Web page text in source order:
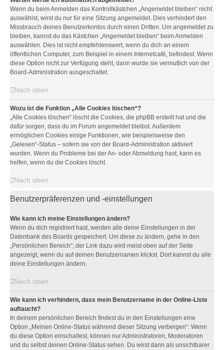
Wenn du beim Anmelden das Kontrollkästchen „Angemeldet bleiben“ nicht
auswählst, wirst du nur für eine Sitzung angemeldet. Dies verhindert den
Missbrauch deines Benutzerkontos durch einen Dritten. Um angemeldet zu
bleiben, kannst du das Kästchen „Angemeldet bleiben“ beim Anmelden
auswählen. Dies ist nicht empfehlenswert, wenn du dich an einem
öffentlichen Computer, zum Beispiel in einem Internetcafé, befindest. Wenn
diese Option nicht zur Verfügung steht, dann wurde sie vermutlich von der
Board-Administration ausgeschaltet.
Nach oben
Wozu ist die Funktion „Alle Cookies löschen“?
„Alle Cookies löschen“ löscht die Cookies, die phpBB erstellt hat und die
dafür sorgen, dass du im Forum angemeldet bleibst. Außerdem
ermöglichen Cookies einige Funktionen, wie beispielsweise den
„Gelesen“-Status – sofern sie von der Board-Administration aktiviert
wurden. Wenn du Probleme bei der An- oder Abmeldung hast, kann es
helfen, wenn du die Cookies löscht.
Nach oben
Benutzerpräferenzen und -einstellungen
Wie kann ich meine Einstellungen ändern?
Wenn du dich registriert hast, werden alle deine Einstellungen in der
Datenbank des Boards gespeichert. Um diese zu ändern, gehe in den
„Persönlichen Bereich“; der Link dazu wird meist oben auf der Seite
angezeigt, wenn du auf deinen Benutzernamen klickst. Dort kannst du alle
deine Einstellungen ändern.
Nach oben
Wie kann ich verhindern, dass mein Benutzername in der Online-Liste
auftaucht?
In deinem persönlichen Bereich findest du in den Einstellungen eine
Option „Meinen Online-Status während dieser Sitzung verbergen“. Wenn
du diese Option einschaltest, können nur Administratoren, Moderatoren
und du selbst deinen Online-Status sehen. Du wirst dann als unsichtbarer